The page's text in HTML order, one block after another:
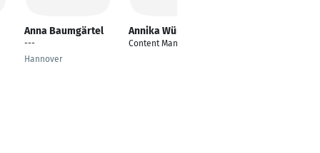
Anna Baumgärtel
---
Hannover
Annika Würke
Content Manager